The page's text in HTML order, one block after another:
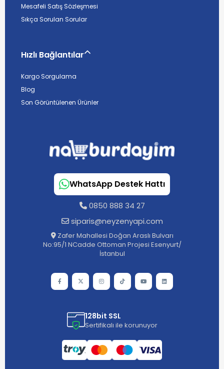
Mesafeli Satış Sözleşmesi
Sıkça Sorulan Sorular
Hızlı Bağlantılar
Kargo Sorgulama
Blog
Son Görüntülenen Ürünler
WhatsApp Destek Hattı
0850 888 34 27
siparis@neyzenyapi.com
Zafer Mahallesi Doğan Araslı Bulvarı
No:95/1 NCadde Ottoman Projesi Esenyurt/
İstanbul
128bit SSL
Sertifikalı ile korunuyor